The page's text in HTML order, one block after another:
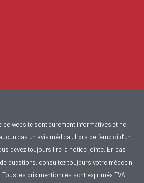
ce website sont purement informatives et ne
cas un avis médical. Lors de l’emploi d’un
devez toujours lire la notice jointe. En cas
de questions, consultez toujours votre médecin
Tous les prix mentionnés sont exprimés TVA